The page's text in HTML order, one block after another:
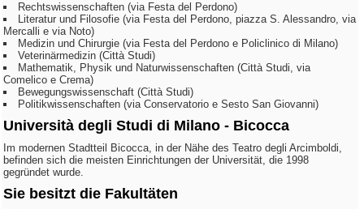
Rechtswissenschaften (via Festa del Perdono)
Literatur und Filosofie (via Festa del Perdono, piazza S. Alessandro, via
Mercalli e via Noto)
Medizin und Chirurgie (via Festa del Perdono e Policlinico di Milano)
Veterinärmedizin (Città Studi)
Mathematik, Physik und Naturwissenschaften (Città Studi, via
Comelico e Crema)
Bewegungswissenschaft (Città Studi)
Politikwissenschaften (via Conservatorio e Sesto San Giovanni)
Università degli Studi di Milano - Bicocca
Im modernen Stadtteil Bicocca, in der Nähe des Teatro degli Arcimboldi,
befinden sich die meisten Einrichtungen der Universität, die 1998
gegründet wurde.
Sie besitzt die Fakultäten